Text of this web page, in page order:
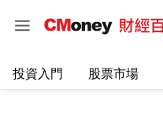
投資入門 股票市場